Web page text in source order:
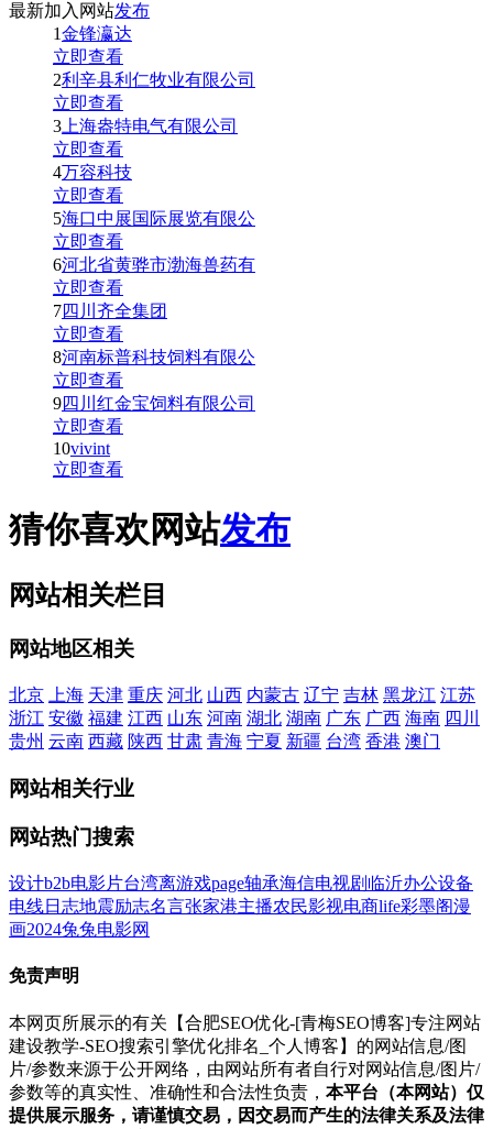
最新加入网站发布
1金锋瀛达
立即查看
2利辛县利仁牧业有限公司
立即查看
3 上海盎特电气有限公司
立即查看
4万容科技
立即查看
5海口中展国际展览有限公
立即查看
6河北省黄骅市渤海兽药有
立即查看
7四川齐全集团
立即查看
8河南标普科技饲料有限公
立即查看
9四川红金宝饲料有限公司
立即查看
10vivint
立即查看
猜你喜欢网站发布
网站相关栏目
网站地区相关
北京 上海 天津 重庆 河北 山西 内蒙古 辽宁 吉林 黑龙江 江苏
浙江 安徽 福建 江西 山东 河南 湖北 湖南 广东 广西 海南 四川
贵州 云南 西藏 陕西 甘肃 青海 宁夏 新疆 台湾 香港 澳门
网站相关行业
网站热门搜索
设计b2b电影片台湾离游戏page轴承海信电视剧 临沂办公设备
电线日志地震励志名言张家港主播农民影视电商life彩墨阁漫
画2024兔兔电影网
免责声明
本网页所展示的有关【合肥SEO优化-[青梅SEO博客]专注网站
建设教学-SEO搜索引擎优化排名_个人博客】的网站信息/图
片/参数来源于公开网络，由网站所有者自行对网站信息/图片/
参数等的真实性、准确性和合法性负责， 本平台（本网站）仅
提供展示服务，请谨慎交易，因交易而产生的法律关系及法律